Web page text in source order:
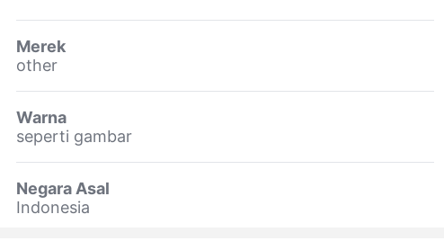
Merek
other
Warna
seperti gambar
Negara Asal
Indonesia